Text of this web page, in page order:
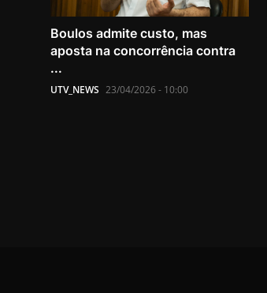
Boulos admite custo, mas
aposta na concorrência contra
...
UTV_NEWS 23/04/2026 - 10:00